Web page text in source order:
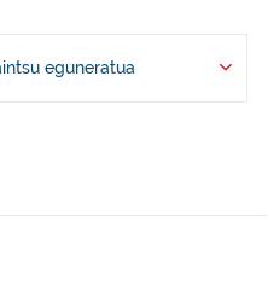
eguneratua